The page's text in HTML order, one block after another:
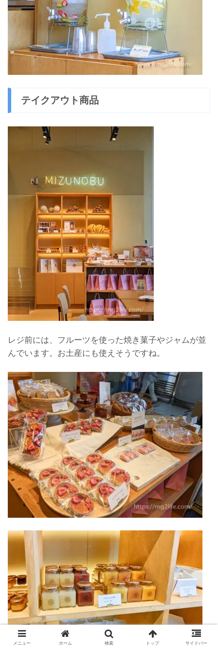
テイクアウト商品
レジ前には、フルーツを使った焼き菓子やジャムが並
んでいます。お土産にも使えそうですね。
メニュー ホーム 検索 トップ サイドバー